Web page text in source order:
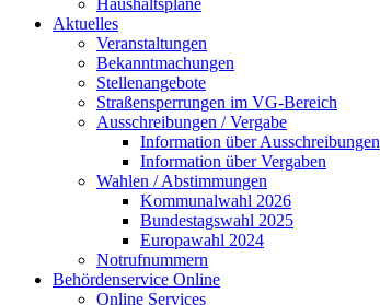
Haushaltspläne
Aktuelles
Veranstaltungen
Bekanntmachungen
Stellenangebote
Straßensperrungen im VG-Bereich
Ausschreibungen / Vergabe
Information über Ausschreibungen
Information über Vergaben
Wahlen / Abstimmungen
Kommunalwahl 2026
Bundestagswahl 2025
Europawahl 2024
Notrufnummern
Behördenservice Online
Online Services